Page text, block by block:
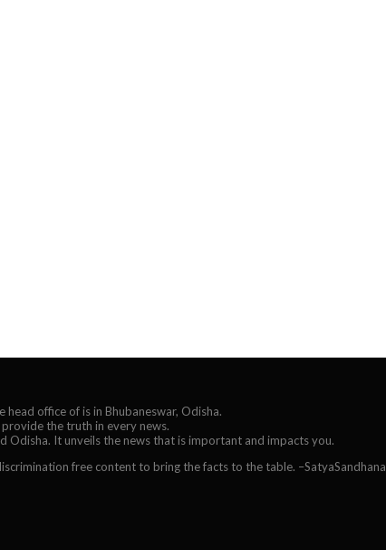
office of is in Bhubaneswar, Odisha.
the truth in every news.
It unveils the news that is important and impacts you.
free content to bring the facts to the table. –SatyaSandhana